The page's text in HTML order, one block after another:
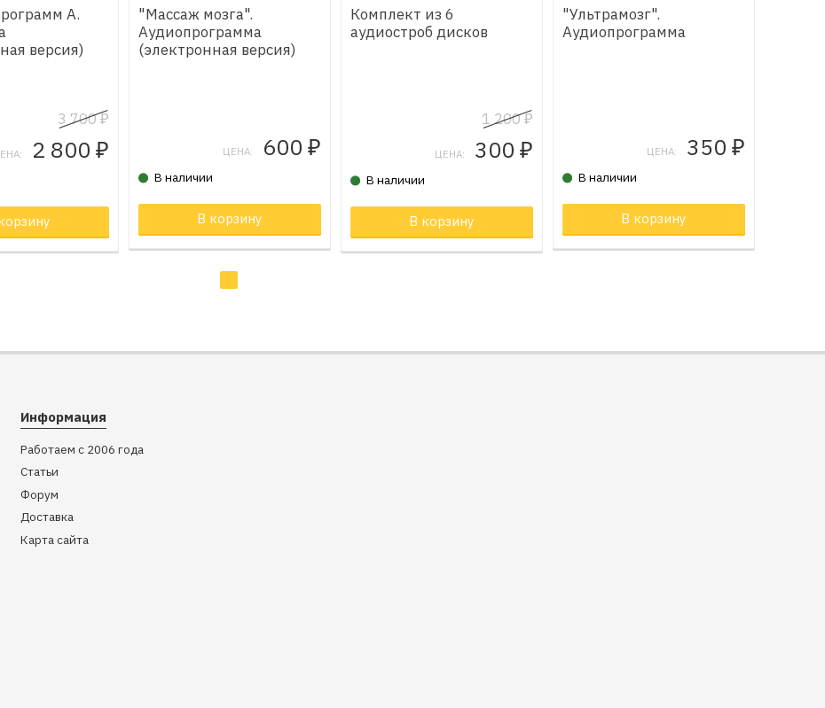
А.
версия)
3 700₽
2 800 ₽
Товар в корзине
"Массаж мозга".
Аудиопрограмма
(электронная версия)
ЦЕНА: 600 ₽
В наличии
В корзину Товар в корзине
Комплект из 6
аудиостроб дисков
1 200₽
ЦЕНА: 300 ₽
В наличии
В корзину Товар в корзине
"Ультрамозг".
Аудиопрограмма
ЦЕНА: 350 ₽
В наличии
В корзину
Информация
Работаем с 2006 года
Статьи
Форум
Доставка
Карта сайта